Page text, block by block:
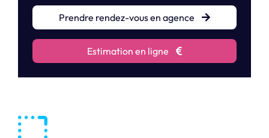
Prendre rendez-vous en agence
Estimation en ligne